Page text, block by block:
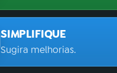
SIMPLIFIQUE
Sugira melhorias.